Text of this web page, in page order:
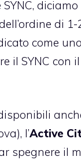
diciamo
di 1-
come
il SYNC con il
l’Active
spegnere il